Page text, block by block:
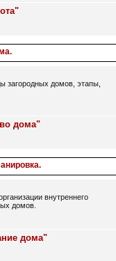
загородных домов, этапы,
дома"
внутреннего
домов.
дома"